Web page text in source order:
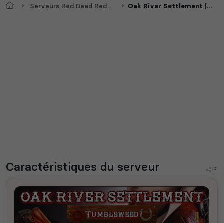
AccueilServeurs Red Dead Redemption 2 Oak River Settlement | RP
Caractéristiques du serveur